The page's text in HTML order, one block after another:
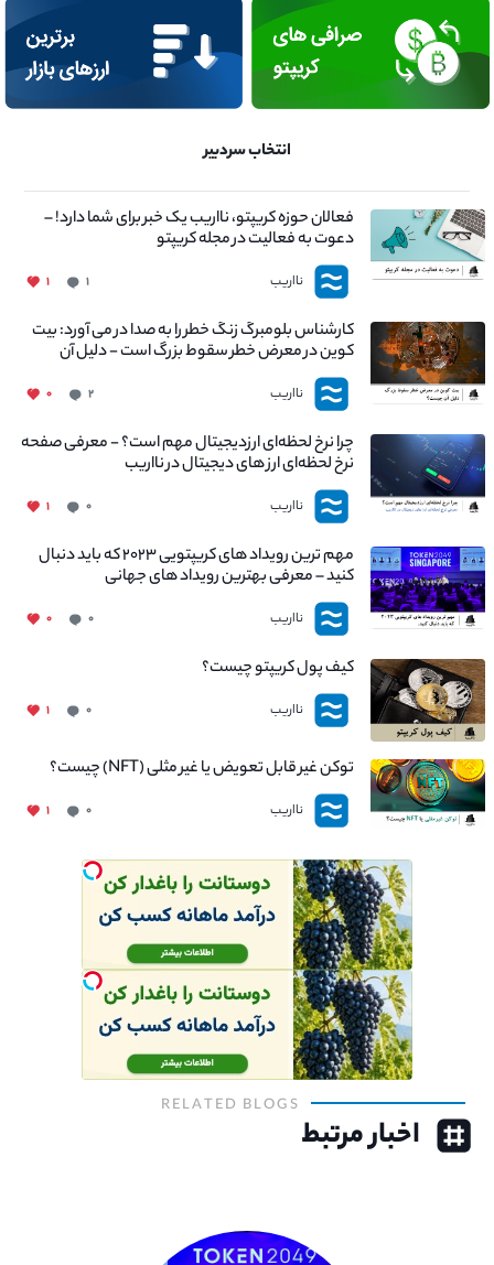
انتخاب سردبیر
فعالان حوزه کریپتو، نااریب یک خبر برای شما دارد! –
دعوت به فعالیت در مجله کریپتو
نااریب ۱ ۱
کارشناس بلومبرگ زنگ خطر را به صدا در می آورد: بیت
کوین در معرض خطر سقوط بزرگ است - دلیل آن
چیست؟
نااریب ۲ ۰
چرا نرخ لحظه‌ای ارزدیجیتال مهم است؟ - معرفی صفحه
نرخ لحظه‌ای ارز های دیجیتال در نااریب
نااریب ۰ ۱
مهم ترین رویداد های کریپتویی ۲۰۲۳ که باید دنبال
کنید – معرفی بهترین رویداد های جهانی
نااریب ۰ ۰
کیف پول کریپتو چیست؟
نااریب ۰ ۱
توکن غیر قابل تعویض یا غیر مثلی (NFT) چیست؟
نااریب ۰ ۱
RELATED BLOGS
اخبار مرتبط